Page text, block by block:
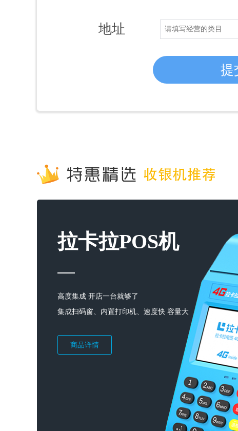
拉卡拉POS机
高度集成 开店一台就够了
集成扫码窗、内置打印机、速度快 容量大
商品详情